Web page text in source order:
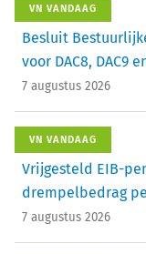
VN VANDAAG
Besluit
voor DAC8, DAC9
7 augustus 2026
VN VANDAAG
Vrijgesteld EIB-
drempelbedrag
7 augustus 2026